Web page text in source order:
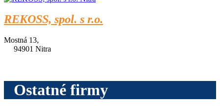
REKOSS, spol. s r.o.
Mostná 13,
94901 Nitra
Ostatné firmy